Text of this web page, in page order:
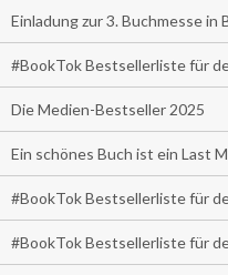
Einladung zur 3. Buchmesse in
#BookTok Bestsellerliste für
Die Medien-Bestseller 2025
Ein schönes Buch ist ein Last
#BookTok Bestsellerliste für
#BookTok Bestsellerliste für